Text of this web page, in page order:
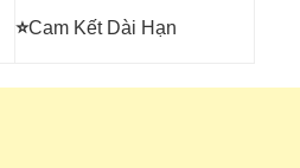
⭐Cam Kết Dài Hạn